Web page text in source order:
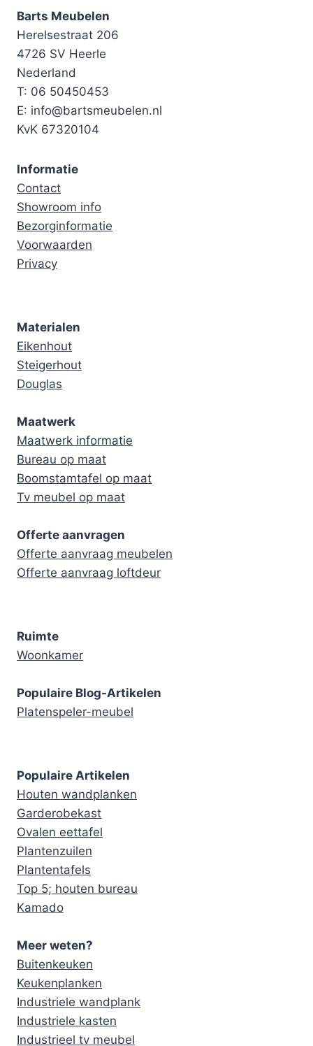
Barts Meubelen
Herelsestraat 206
4726 SV Heerle
Nederland
T: 06 50450453
E: info@bartsmeubelen.nl
KvK 67320104
Informatie
Contact
Showroom info
Bezorginformatie
Voorwaarden
Privacy
Materialen
Eikenhout
Steigerhout
Douglas
Maatwerk
Maatwerk informatie
Bureau op maat
Boomstamtafel op maat
Tv meubel op maat
Offerte aanvragen
Offerte aanvraag meubelen
Offerte aanvraag loftdeur
Ruimte
Woonkamer
Populaire Blog-Artikelen
Platenspeler-meubel
Populaire Artikelen
Houten wandplanken
Garderobekast
Ovalen eettafel
Plantenzuilen
Plantentafels
Top 5; houten bureau
Kamado
Meer weten?
Buitenkeuken
Keukenplanken
Industriele wandplank
Industriele kasten
Industrieel tv meubel